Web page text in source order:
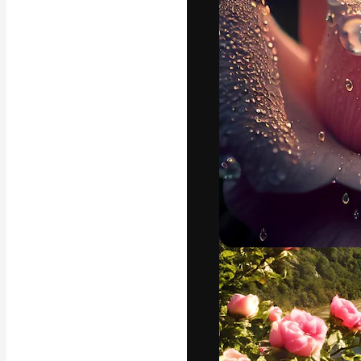
La plateforme
vos meilleurs
d’abonnés :
studios.
Français
Copyright ©